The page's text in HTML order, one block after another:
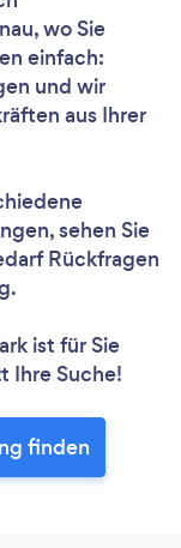
wo Sie
einfach:
und wir
aus Ihrer
sehen Sie
Rückfragen
ist für Sie
Ihre Suche!
finden